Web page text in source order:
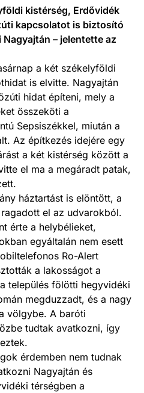
kistérség, Erdővidék
kapcsolatot is biztosító
– jelentette az
a két székelyföldi
is elvitte. Nagyajtán
hidat építeni, mely a
összeköti a
Sepsiszékkel, miután a
Az építkezés idejére egy
a két kistérség között a
el ma a megáradt patak,
háztartást is elöntött, a
el az udvarokból.
érte a helybélieket,
egyáltalán nem esett
Ro-Alert
a lakosságot a
település fölötti hegyvidéki
megduzzadt, és a nagy
völgybe. A baróti
tudtak avatkozni, így
érdemben nem tudnak
Nagyajtán és
térségben a